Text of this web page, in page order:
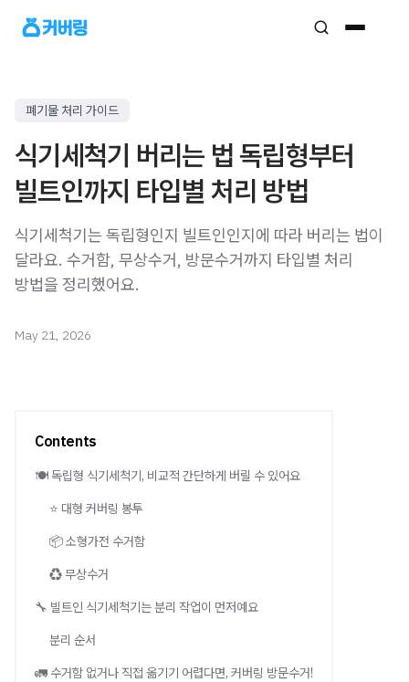
폐기물 처리 가이드
식기세척기 버리는 법 독립형부터
빌트인까지 타입별 처리 방법
식기세척기는 독립형인지 빌트인인지에 따라 버리는 법이
달라요. 수거함, 무상수거, 방문수거까지 타입별 처리
방법을 정리했어요.
May 21, 2026
Contents
🍽️ 독립형 식기세척기, 비교적 간단하게 버릴 수 있어요
⭐️ 대형 커버링 봉투
📦 소형가전 수거함
♻️ 무상수거
🔧 빌트인 식기세척기는 분리 작업이 먼저예요
분리 순서
🚛 수거함 없거나 직접 옮기기 어렵다면, 커버링 방문수거!